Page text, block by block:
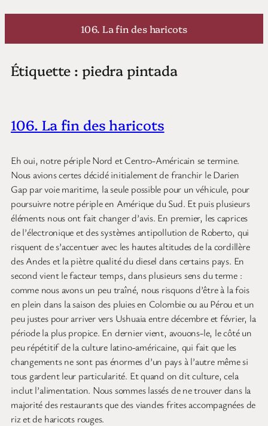
Aller
106. La fin des haricots
Étiquette : piedra pintada
106. La fin des haricots
Eh oui, notre périple Nord et Centro-Américain se termine.
Nous avions certes décidé initialement de franchir le Darien
Gap par voie maritime, la seule possible pour un véhicule, pour
poursuivre notre périple en Amérique du Sud. Et puis plusieurs
éléments nous ont fait changer d’avis. En premier, les caprices
de l’électronique et des systèmes antipollution de Roberto, qui
risquent de s’accentuer avec les hautes altitudes de la cordillère
des Andes et la piètre qualité du diesel dans certains pays. En
second vient le facteur temps, dans plusieurs sens du terme :
comme nous avons un peu traîné, nous risquons d’être à la fois
en plein dans la saison des pluies en Colombie ou au Pérou et un
peu justes pour arriver vers Ushuaia entre décembre et février, la
période la plus propice. En dernier vient, avouons-le, le côté un
peu répétitif de la culture latino-américaine, qui fait que les
changements ne sont pas énormes d’un pays à l’autre même si
tous gardent leur particularité. Et quand on dit culture, cela
inclut l’alimentation. Nous sommes lassés de ne trouver dans la
majorité des restaurants que des viandes frites accompagnées de
riz et de haricots rouges.